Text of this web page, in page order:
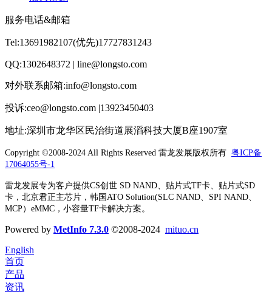
服务电话&邮箱
Tel:13691982107(优先)17727831243
QQ:1302648372 | line@longsto.com
对外联系邮箱:info@longsto.com
投诉:ceo@longsto.com |13923450403
地址:深圳市龙华区民治街道展滔科技大厦B座1907室
Copyright ©2008-2024 All Rights Reserved 雷龙发展版权所有 粤ICP备
17064055号-1
雷龙发展专为客户提供CS创世 SD NAND、贴片式TF卡、贴片式SD
卡，北京君正主芯片，韩国ATO Solution(SLC NAND、SPI NAND、
MCP）eMMC，小容量TF卡解决方案。
Powered by MetInfo 7.3.0 ©2008-2024 mituo.cn
English
首页
产品
资讯